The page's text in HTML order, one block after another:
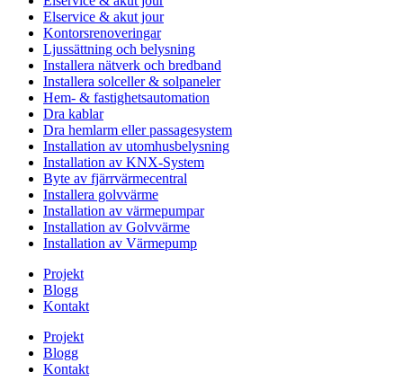
Elservice & akut jour
Kontorsrenoveringar
Ljussättning och belysning
Installera nätverk och bredband
Installera solceller & solpaneler
Hem- & fastighetsautomation
Dra kablar
Dra hemlarm eller passagesystem
Installation av utomhusbelysning
Installation av KNX-System
Byte av fjärrvärmecentral
Installera golvvärme
Installation av värmepumpar
Installation av Golvvärme
Installation av Värmepump
Projekt
Blogg
Kontakt
Projekt
Blogg
Kontakt